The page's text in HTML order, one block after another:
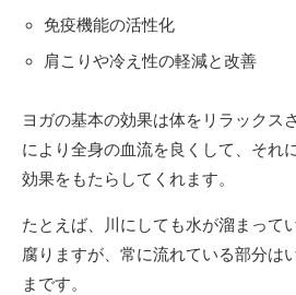
免疫機能の活性化
肩こりや冷え性の軽減と改善
ヨガの基本の効果は体をリラックス
により全身の血流を良くして、それ
効果をもたらしてくれます。
たとえば、川にしても水が溜まって
腐りますが、常に流れている部分は
まです。